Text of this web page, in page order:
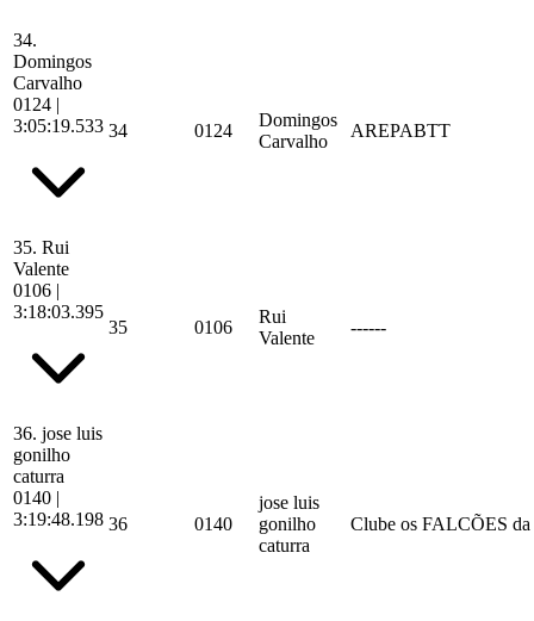
34.
Domingos
Carvalho
0124 |
3:05:19.533 34 0124
Domingos
Carvalho
AREPABTT
35. Rui
Valente
0106 |
3:18:03.395
35 0106
Rui
Valente
------
36. jose luis
gonilho
caturra
0140 |
3:19:48.198 36 0140
jose luis
gonilho
caturra
Clube os FALCÕES